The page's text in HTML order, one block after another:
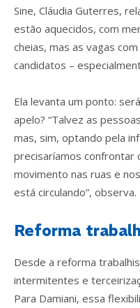
Sine, Cláudia Guterres,
estão aquecidos, com
cheias, mas as vagas
candidatos –
Ela levanta um ponto:
apelo? “Talvez as
mas, sim, optando pela
precisaríamos confrontar
movimento nas ruas e
está circulando”, observa.
Reforma
Desde a reforma
intermitentes e
Para Damiani, essa